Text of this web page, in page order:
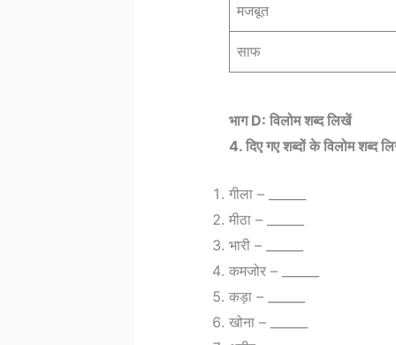
मजबूत
साफ
भाग D: विलोम शब्द लिखें
4. दिए गए शब्दों के विलोम शब्द
गीला – ______
मीठा – ______
भारी – ______
कमजोर – ______
कड़ा – ______
खोना – ______